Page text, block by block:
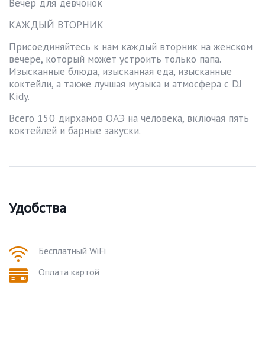
КАЖДЫЙ ВТОРНИК
Присоединяйтесь к нам каждый вторник на женском
вечере, который может устроить только папа.
Изысканные блюда, изысканная еда, изысканные
коктейли, а также лучшая музыка и атмосфера с DJ
Kidy.
Всего 150 дирхамов ОАЭ на человека, включая пять
коктейлей и барные закуски.
Удобства
Бесплатный WiFi
Оплата картой